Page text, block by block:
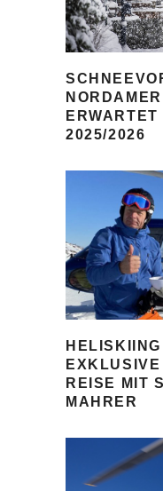
2025/2026
REISE MIT
MAHRER